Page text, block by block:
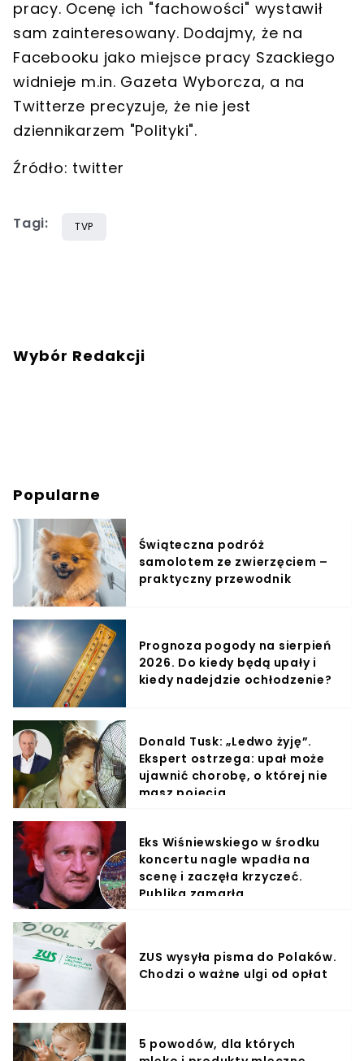
pracy. Ocenę ich "fachowości" wystawił
sam zainteresowany. Dodajmy, że na
Facebooku jako miejsce pracy Szackiego
widnieje m.in. Gazeta Wyborcza, a na
Twitterze precyzuje, że nie jest
dziennikarzem "Polityki".
Źródło: twitter
Tagi: TVP
Wybór Redakcji
Popularne
Świąteczna podróż
samolotem ze zwierzęciem –
praktyczny przewodnik
Prognoza pogody na sierpień
2026. Do kiedy będą upały i
kiedy nadejdzie ochłodzenie?
Donald Tusk: „Ledwo żyję”.
Ekspert ostrzega: upał może
ujawnić chorobę, o której nie
masz pojęcia
Eks Wiśniewskiego w środku
koncertu nagle wpadła na
scenę i zaczęła krzyczeć.
Publika zamarła
ZUS wysyła pisma do Polaków.
Chodzi o ważne ulgi od opłat
5 powodów, dla których